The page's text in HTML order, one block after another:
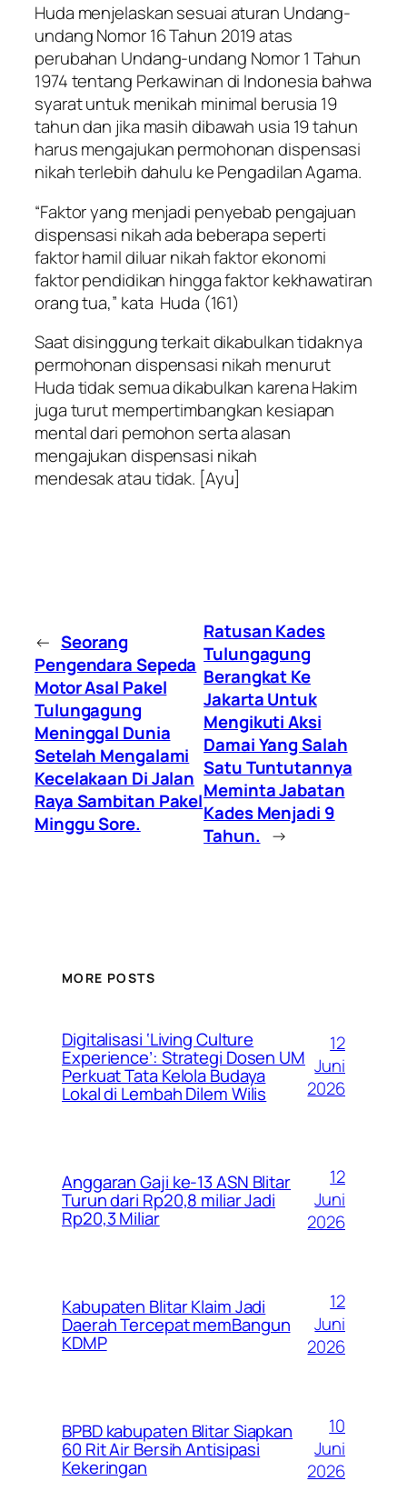
Huda menjelaskan sesuai aturan Undang-
undang Nomor 16 Tahun 2019 atas
perubahan Undang-undang Nomor 1 Tahun
1974 tentang Perkawinan di Indonesia bahwa
syarat untuk menikah minimal berusia 19
tahun dan jika masih dibawah usia 19 tahun
harus mengajukan permohonan dispensasi
nikah terlebih dahulu ke Pengadilan Agama.
“Faktor yang menjadi penyebab pengajuan
dispensasi nikah ada beberapa seperti
faktor hamil diluar nikah faktor ekonomi
faktor pendidikan hingga faktor kekhawatiran
orang tua,” kata Huda (161)
Saat disinggung terkait dikabulkan tidaknya
permohonan dispensasi nikah menurut
Huda tidak semua dikabulkan karena Hakim
juga turut mempertimbangkan kesiapan
mental dari pemohon serta alasan
mengajukan dispensasi nikah
mendesak atau tidak. [Ayu]
← Seorang
Pengendara Sepeda
Motor Asal Pakel
Tulungagung
Meninggal Dunia
Setelah Mengalami
Kecelakaan Di Jalan
Raya Sambitan Pakel
Minggu Sore.
Ratusan Kades
Tulungagung
Berangkat Ke
Jakarta Untuk
Mengikuti Aksi
Damai Yang Salah
Satu Tuntutannya
Meminta Jabatan
Kades Menjadi 9
Tahun. →
MORE POSTS
Digitalisasi ‘Living Culture
Experience’: Strategi Dosen UM
Perkuat Tata Kelola Budaya
Lokal di Lembah Dilem Wilis
12
Juni
2026
Anggaran Gaji ke-13 ASN Blitar
Turun dari Rp20,8 miliar Jadi
Rp20,3 Miliar
12
Juni
2026
Kabupaten Blitar Klaim Jadi
Daerah Tercepat memBangun
KDMP
12
Juni
2026
BPBD kabupaten Blitar Siapkan
60 Rit Air Bersih Antisipasi
Kekeringan
10
Juni
2026